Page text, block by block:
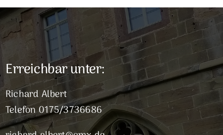
Erreichbar unter:
Richard Albert
Telefon 0175/3736686